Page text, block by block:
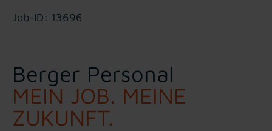
Job-ID: 13696
Berger Personal
MEIN JOB. MEINE
ZUKUNFT.